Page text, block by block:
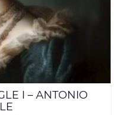
I – ANTONIO